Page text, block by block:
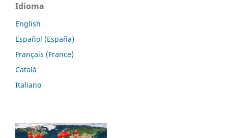
Idioma
English
Español (España)
Français (France)
Català
Italiano